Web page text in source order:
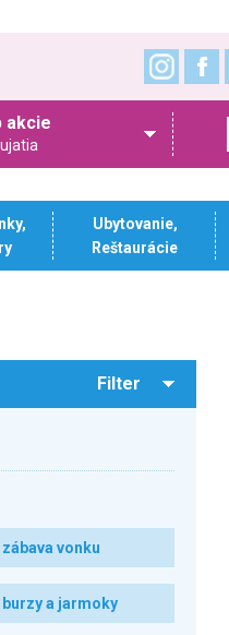
akcie
Ubytovanie,
Reštaurácie
Filter
zábava vonku
burzy a jarmoky